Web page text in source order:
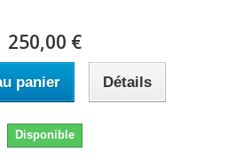
250,00 €
panier Détails
Disponible